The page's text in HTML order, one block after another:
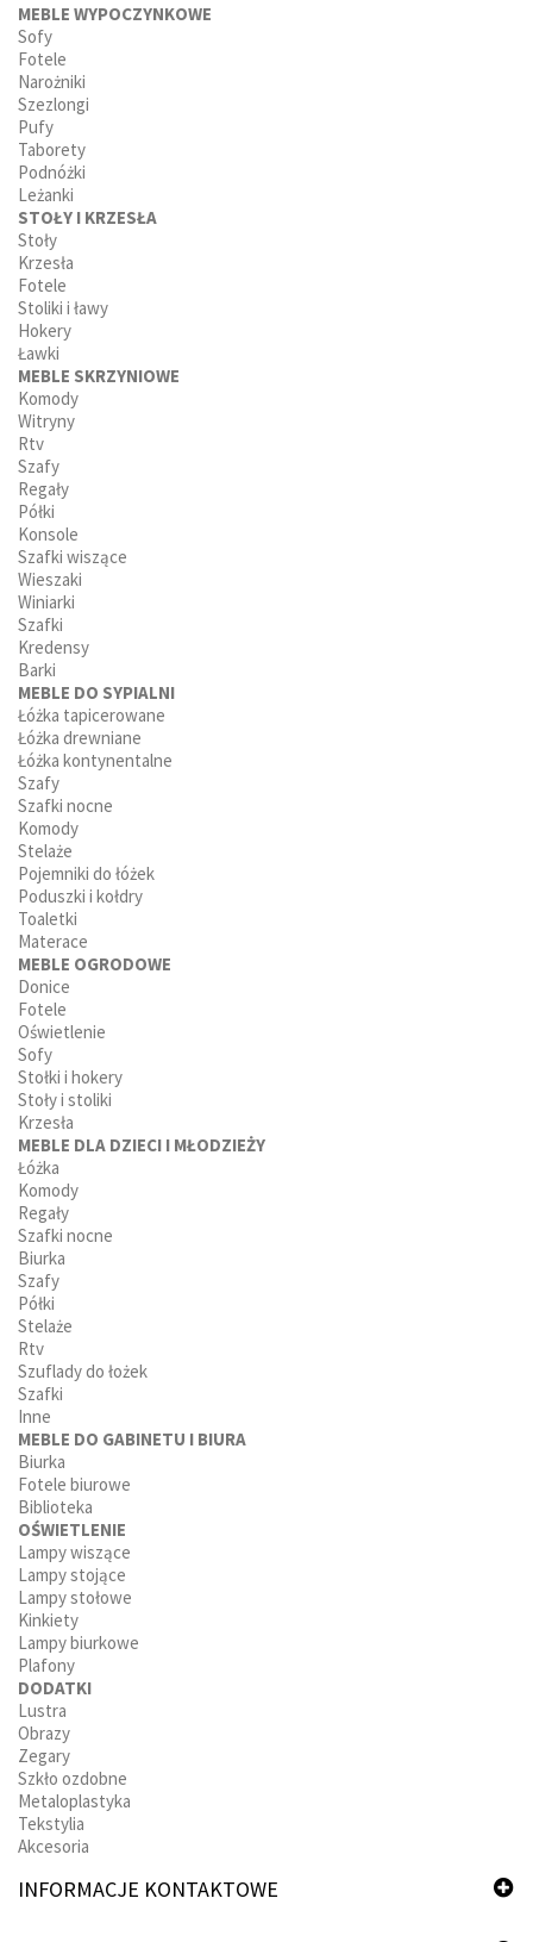
MEBLE WYPOCZYNKOWE
Sofy
Fotele
Narożniki
Szezlongi
Pufy
Taborety
Podnóżki
Leżanki
STOŁY I KRZESŁA
Stoły
Krzesła
Fotele
Stoliki i ławy
Hokery
Ławki
MEBLE SKRZYNIOWE
Komody
Witryny
Rtv
Szafy
Regały
Półki
Konsole
Szafki wiszące
Wieszaki
Winiarki
Szafki
Kredensy
Barki
MEBLE DO SYPIALNI
Łóżka tapicerowane
Łóżka drewniane
Łóżka kontynentalne
Szafy
Szafki nocne
Komody
Stelaże
Pojemniki do łóżek
Poduszki i kołdry
Toaletki
Materace
MEBLE OGRODOWE
Donice
Fotele
Oświetlenie
Sofy
Stołki i hokery
Stoły i stoliki
Krzesła
MEBLE DLA DZIECI I MŁODZIEŻY
Łóżka
Komody
Regały
Szafki nocne
Biurka
Szafy
Półki
Stelaże
Rtv
Szuflady do łożek
Szafki
Inne
MEBLE DO GABINETU I BIURA
Biurka
Fotele biurowe
Biblioteka
OŚWIETLENIE
Lampy wiszące
Lampy stojące
Lampy stołowe
Kinkiety
Lampy biurkowe
Plafony
DODATKI
Lustra
Obrazy
Zegary
Szkło ozdobne
Metaloplastyka
Tekstylia
Akcesoria
INFORMACJE KONTAKTOWE